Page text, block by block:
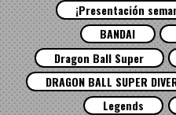
¡Presentación
BANDAI
Dragon Ball Super
DRAGON BALL SUPER
Legends